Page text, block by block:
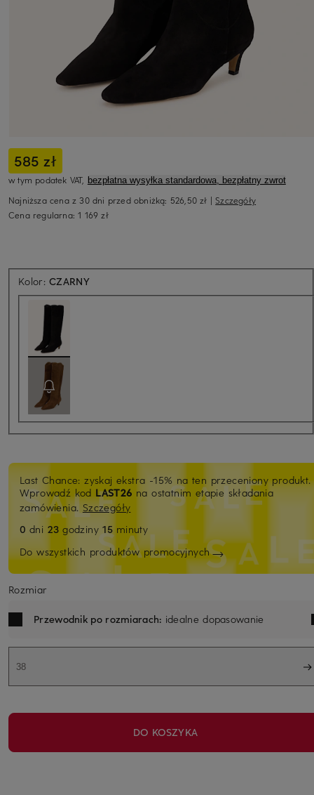
585 zł
w tym podatek VAT, bezpłatna wysyłka standardowa, bezpłatny zwrot
Najniższa cena z 30 dni przed obniżką: 526,50 zł |Szczegóły
Cena regularna:1 169 zł
Kolor:CZARNY
Last Chance: zyskaj ekstra -15% na ten przeceniony produkt.
Wprowadź kod LAST26 na ostatnim etapie składania
zamówienia. Szczegóły
0 dni 23godziny15 minuty
Do wszystkich produktów promocyjnych
Rozmiar
Przewodnik po rozmiarach: idealne dopasowanie
38
DO KOSZYKA